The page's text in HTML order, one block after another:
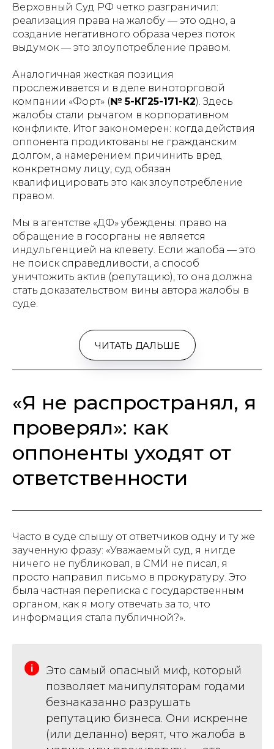
Верховный Суд РФ четко разграничил:
реализация права на жалобу — это одно, а
создание негативного образа через поток
выдумок — это злоупотребление правом.
Аналогичная жесткая позиция
прослеживается и в деле виноторговой
компании «Форт» (№ 5-КГ25-171-К2). Здесь
жалобы стали рычагом в корпоративном
конфликте. Итог закономерен: когда действия
оппонента продиктованы не гражданским
долгом, а намерением причинить вред
конкретному лицу, суд обязан
квалифицировать это как злоупотребление
правом.
Мы в агентстве «ДФ» убеждены: право на
обращение в госорганы не является
индульгенцией на клевету. Если жалоба — это
не поиск справедливости, а способ
уничтожить актив (репутацию), то она должна
стать доказательством вины автора жалобы в
суде.
ЧИТАТЬ ДАЛЬШЕ
«Я не распространял, я
проверял»: как
оппоненты уходят от
ответственности
Часто в суде слышу от ответчиков одну и ту же
заученную фразу: «Уважаемый суд, я нигде
ничего не публиковал, в СМИ не писал, я
просто направил письмо в прокуратуру. Это
была частная переписка с государственным
органом, как я могу отвечать за то, что
информация стала публичной?».
Это самый опасный миф, который
позволяет манипуляторам годами
безнаказанно разрушать
репутацию бизнеса. Они искренне
(или деланно) верят, что жалоба в